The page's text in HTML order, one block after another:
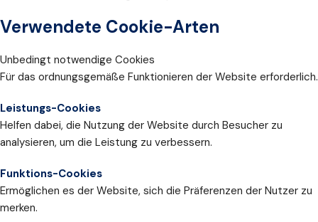
Verwendete Cookie-Arten
Unbedingt notwendige Cookies
Für das ordnungsgemäße Funktionieren der Website erforderlich.
Leistungs-Cookies
Helfen dabei, die Nutzung der Website durch Besucher zu
analysieren, um die Leistung zu verbessern.
Funktions-Cookies
Ermöglichen es der Website, sich die Präferenzen der Nutzer zu
merken.